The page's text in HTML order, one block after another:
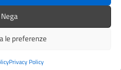
Nega
le preferenze
Privacy Policy